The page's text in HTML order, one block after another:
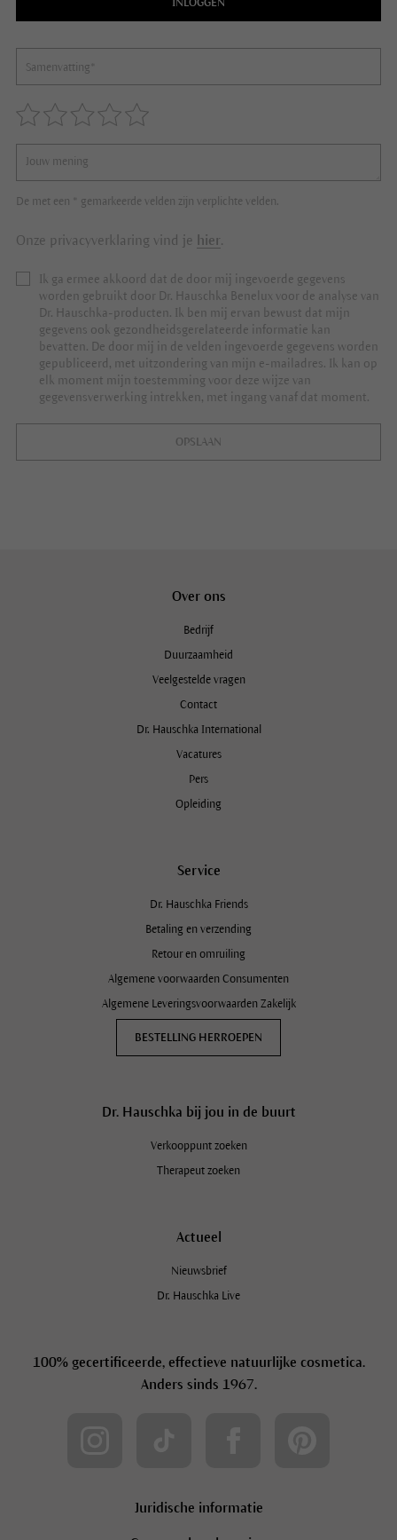
INLOGGEN
De met een * gemarkeerde velden zijn verplichte velden.
Onze privacyverklaring vind je hier.
Ik ga ermee akkoord dat de door mij ingevoerde gegevens
worden gebruikt door Dr. Hauschka Benelux voor de analyse van
Dr. Hauschka-producten. Ik ben mij ervan bewust dat mijn
gegevens ook gezondheidsgerelateerde informatie kan
bevatten. De door mij in de velden ingevoerde gegevens worden
gepubliceerd, met uitzondering van mijn e-mailadres. Ik kan op
elk moment mijn toestemming voor deze wijze van
gegevensverwerking intrekken, met ingang vanaf dat moment.
OPSLAAN
Over ons
Bedrijf
Duurzaamheid
Veelgestelde vragen
Contact
Dr. Hauschka International
Vacatures
Pers
Opleiding
Service
Dr. Hauschka Friends
Betaling en verzending
Retour en omruiling
Algemene voorwaarden Consumenten
Algemene Leveringsvoorwaarden Zakelijk
BESTELLING HERROEPEN
Dr. Hauschka bij jou in de buurt
Verkooppunt zoeken
Therapeut zoeken
Actueel
Nieuwsbrief
Dr. Hauschka Live
100% gecertificeerde, effectieve natuurlijke cosmetica.
Anders sinds 1967.
Juridische informatie